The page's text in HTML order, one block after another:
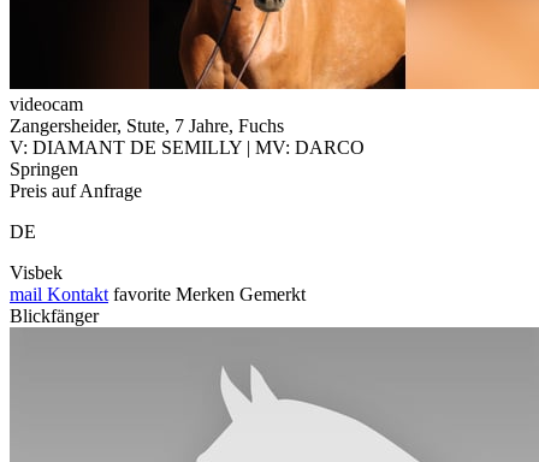
videocam
Zangersheider, Stute, 7 Jahre, Fuchs
V: DIAMANT DE SEMILLY | MV: DARCO
Springen
Preis auf Anfrage
DE
Visbek
mail Kontakt favorite Merken Gemerkt
Blickfänger